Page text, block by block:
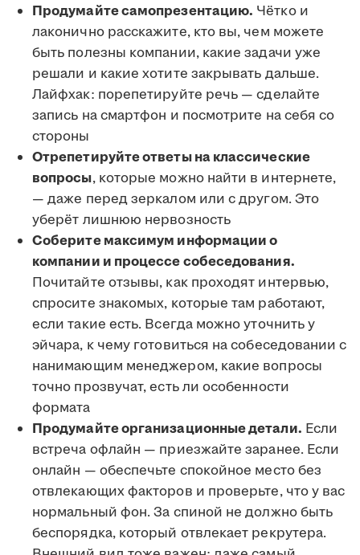
Продумайте самопрезентацию. Чётко и
лаконично расскажите, кто вы, чем можете
быть полезны компании, какие задачи уже
решали и какие хотите закрывать дальше.
Лайфхак: порепетируйте речь — сделайте
запись на смартфон и посмотрите на себя со
стороны
Отрепетируйте ответы на классические
вопросы, которые можно найти в интернете,
— даже перед зеркалом или с другом. Это
уберёт лишнюю нервозность
Соберите максимум информации о
компании и процессе собеседования.
Почитайте отзывы, как проходят интервью,
спросите знакомых, которые там работают,
если такие есть. Всегда можно уточнить у
эйчара, к чему готовиться на собеседовании с
нанимающим менеджером, какие вопросы
точно прозвучат, есть ли особенности
формата
Продумайте организационные детали. Если
встреча офлайн — приезжайте заранее. Если
онлайн — обеспечьте спокойное место без
отвлекающих факторов и проверьте, что у вас
нормальный фон. За спиной не должно быть
беспорядка, который отвлекает рекрутера.